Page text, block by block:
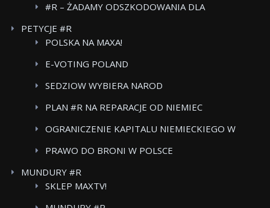
#R – ŻADAMY ODSZKODOWANIA DLA
CARE
PETYCJE #R
POLSKA NA MAXA!
E-VOTING POLAND
SEDZIOW WYBIERA NAROD
PLAN #R NA REPARACJE OD NIEMIEC
OGRANICZENIE KAPITALU NIEMIECKIEGO W
PRAWO DO BRONI W POLSCE
MUNDURY #R
SKLEP MAXTV!